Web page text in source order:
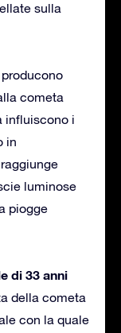
sulla
cometa
influiscono i
in
luminose
piogge
di 33 anni
della cometa
con la quale